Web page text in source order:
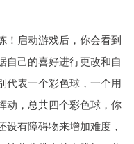
！启动游戏后，你会看到
自己的喜好进行更改和自
代表一个彩色球，一个用
动，总共四个彩色球，你
有障碍物来增加难度，